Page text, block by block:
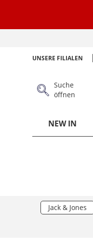
UNSERE FILIALEN
Suche
öffnen
NEW IN
Jack & Jones